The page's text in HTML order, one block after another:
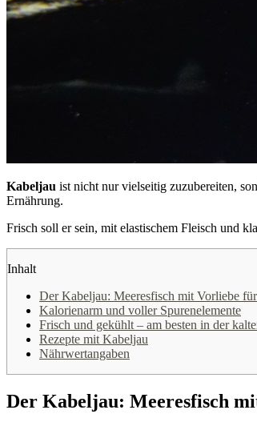
Kabeljau ist nicht nur vielseitig zuzubereiten,
Ernährung.
Frisch soll er sein, mit elastischem Fleisch und
Inhalt
Der Kabeljau: Meeresfisch mit Vorliebe
Kalorienarm und voller Spurenelemente
Frisch und gekühlt – am besten in der
Rezepte mit Kabeljau
Nährwertangaben
Der Kabeljau: Meeresfisch